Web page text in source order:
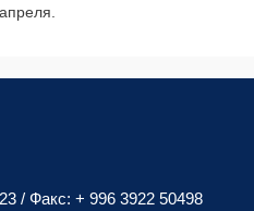
/ Факс: + 996 3922 50498